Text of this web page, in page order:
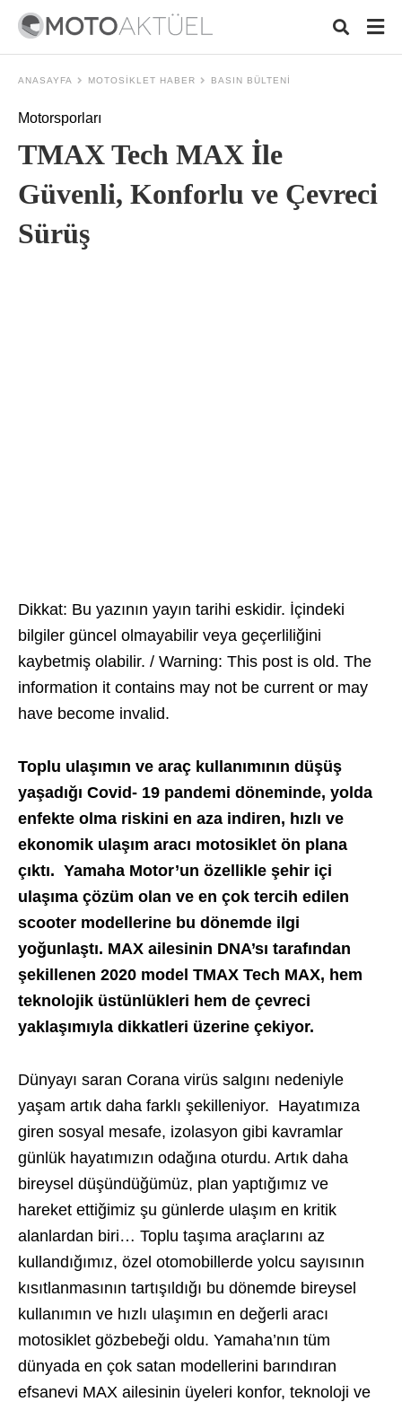
ANASAYFA MOTOSIKLET HABER BASIN BÜLTENI
Motorsporları
TMAX Tech MAX İle
Güvenli, Konforlu ve Çevreci
Sürüş
Dikkat: Bu yazının yayın tarihi eskidir. İçindeki
bilgiler güncel olmayabilir veya geçerliliğini
kaybetmiş olabilir. / Warning: This post is old. The
information it contains may not be current or may
have become invalid.
Toplu ulaşımın ve araç kullanımının düşüş
yaşadığı Covid- 19 pandemi döneminde, yolda
enfekte olma riskini en aza indiren, hızlı ve
ekonomik ulaşım aracı motosiklet ön plana
çıktı. Yamaha Motor’un özellikle şehir içi
ulaşıma çözüm olan ve en çok tercih edilen
scooter modellerine bu dönemde ilgi
yoğunlaştı. MAX ailesinin DNA’sı tarafından
şekillenen 2020 model TMAX Tech MAX, hem
teknolojik üstünlükleri hem de çevreci
yaklaşımıyla dikkatleri üzerine çekiyor.
Dünyayı saran Corana virüs salgını nedeniyle
yaşam artık daha farklı şekilleniyor. Hayatımıza
giren sosyal mesafe, izolasyon gibi kavramlar
günlük hayatımızın odağına oturdu. Artık daha
bireysel düşündüğümüz, plan yaptığımız ve
hareket ettiğimiz şu günlerde ulaşım en kritik
alanlardan biri… Toplu taşıma araçlarını az
kullandığımız, özel otomobillerde yolcu sayısının
kısıtlanmasının tartışıldığı bu dönemde bireysel
kullanımın ve hızlı ulaşımın en değerli aracı
motosiklet gözbebeği oldu. Yamaha’nın tüm
dünyada en çok satan modellerini barındıran
efsanevi MAX ailesinin üyeleri konfor, teknoloji ve